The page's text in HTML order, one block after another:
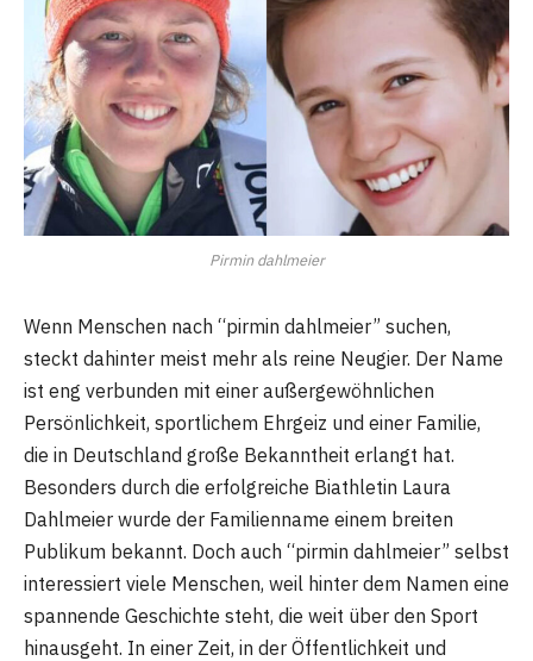
Pirmin dahlmeier
Wenn Menschen nach “pirmin dahlmeier” suchen,
steckt dahinter meist mehr als reine Neugier. Der Name
ist eng verbunden mit einer außergewöhnlichen
Persönlichkeit, sportlichem Ehrgeiz und einer Familie,
die in Deutschland große Bekanntheit erlangt hat.
Besonders durch die erfolgreiche Biathletin Laura
Dahlmeier wurde der Familienname einem breiten
Publikum bekannt. Doch auch “pirmin dahlmeier” selbst
interessiert viele Menschen, weil hinter dem Namen eine
spannende Geschichte steht, die weit über den Sport
hinausgeht. In einer Zeit, in der Öffentlichkeit und